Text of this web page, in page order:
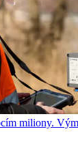
miliony.